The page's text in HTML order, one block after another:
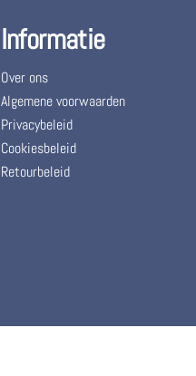
Informatie
Over ons
Algemene voorwaarden
Privacybeleid
Cookiesbeleid
Retourbeleid